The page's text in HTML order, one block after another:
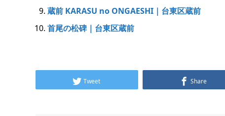
蔵前 KARASU no ONGAESHI｜台東区蔵前
首尾の松碑｜台東区蔵前
Tweet Share